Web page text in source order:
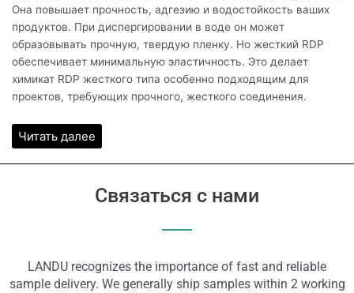
Она повышает прочность, адгезию и водостойкость ваших
продуктов. При диспергировании в воде он может
образовывать прочную, твердую пленку. Но жесткий RDP
обеспечивает минимальную эластичность. Это делает
химикат RDP жесткого типа особенно подходящим для
проектов, требующих прочного, жесткого соединения.
Читать далее
Связаться с нами
LANDU recognizes the importance of fast and reliable
sample delivery. We generally ship samples within 2 working